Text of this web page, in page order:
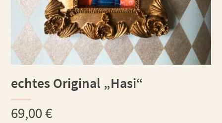
echtes Original „Hasi“
69,00€